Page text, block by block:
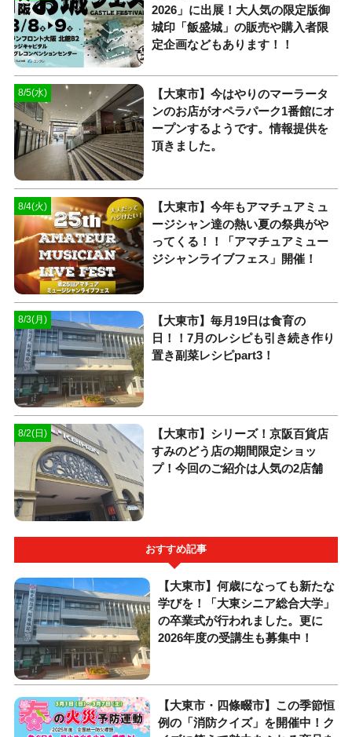
2026」に出展！大人気の限定版御
城印「飯盛城」の販売や購入者限
定企画などもあります！！
8/5(水)
【大東市】今はやりのマーラータ
ンのお店がオペラパーク1番館にオ
ープンするようです。情報提供を
頂きました。
8/4(火)
【大東市】今年もアマチュアミュ
ージシャン達の熱い夏の祭典がや
ってくる！！「アマチュアミュー
ジシャンライブフェス」開催！
8/3(月)
【大東市】毎月19日は食育の
日！！7月のレシピも引き続き作り
置き副菜レシピpart3！
8/2(日)
【大東市】シリーズ！京阪百貨店
すみのどう店の期間限定ショッ
プ！今回のご紹介は人気の2店舗
おすすめ記事
【大東市】何歳になっても新たな
学びを！「大東シニア総合大学」
の卒業式が行われました。更に
2026年度の受講生も募集中！
【大東市・四條畷市】この季節恒
例の「消防クイズ」を開催中！ク